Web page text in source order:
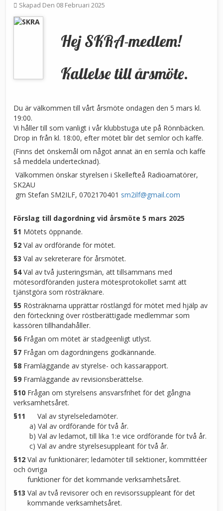
Skapad Den 08 Februari 2025
Hej SKRA-medlem!
Kallelse till årsmöte.
Du är välkommen till vårt årsmöte ondagen den 5 mars kl.
19:00.
Vi håller till som vanligt i vår klubbstuga ute på Rönnbäcken.
Drop in från kl. 18:00, efter mötet blir det semlor och kaffe.
(Finns det önskemål om något annat än en semla och kaffe
så meddela undertecknad).
Välkommen önskar styrelsen i Skellefteå Radioamatörer,
SK2AU
gm Stefan SM2ILF, 0702170401 sm2ilf@gmail.com
Förslag till dagordning vid årsmöte 5 mars 2025
§1 Mötets öppnande.
§2 Val av ordförande för mötet.
§3 Val av sekreterare för årsmötet.
§4Val av två justeringsmän, att tillsammans med
mötesordföranden justera mötesprotokollet samt att
tjänstgöra som rösträknare.
§5 Rösträknarna upprättar röstlängd för mötet med hjälp av
den förteckning över röstberättigade medlemmar som
kassören tillhandahåller.
§6 Frågan om mötet är stadgeenligt utlyst.
§7 Frågan om dagordningens godkännande.
§8 Framläggande av styrelse- och kassarapport.
§9 Framläggande av revisionsberättelse.
§10 Frågan om styrelsens ansvarsfrihet för det gångna
verksamhetsåret.
§11 Val av styrelseledamöter.
a) Val av ordförande för två år.
b) Val av ledamot, till lika 1:e vice ordförande för två år.
c) Val av andre styrelsesuppleant för två år.
§12 Val av funktionärer; ledamöter till sektioner, kommittéer
och övriga
funktioner för det kommande verksamhetsåret.
§13 Val av två revisorer och en revisorssuppleant för det
kommande verksamhetsåret.